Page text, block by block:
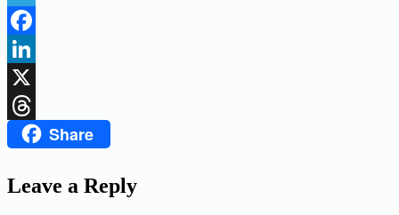
Telegram
Facebook
LinkedIn
X
ThreadsShare
Leave a Reply